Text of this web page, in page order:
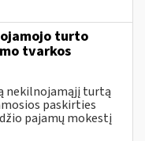
turto
tvarkos
nekilnojamąjį turtą
paskirties
pajamų mokestį